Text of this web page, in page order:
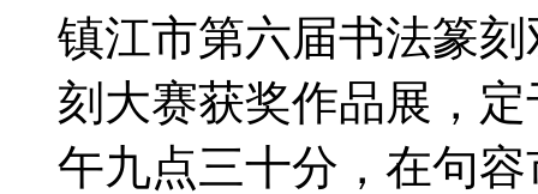
镇江市第六届书法篆
刻大赛获奖作品展，
午九点三十分，在句